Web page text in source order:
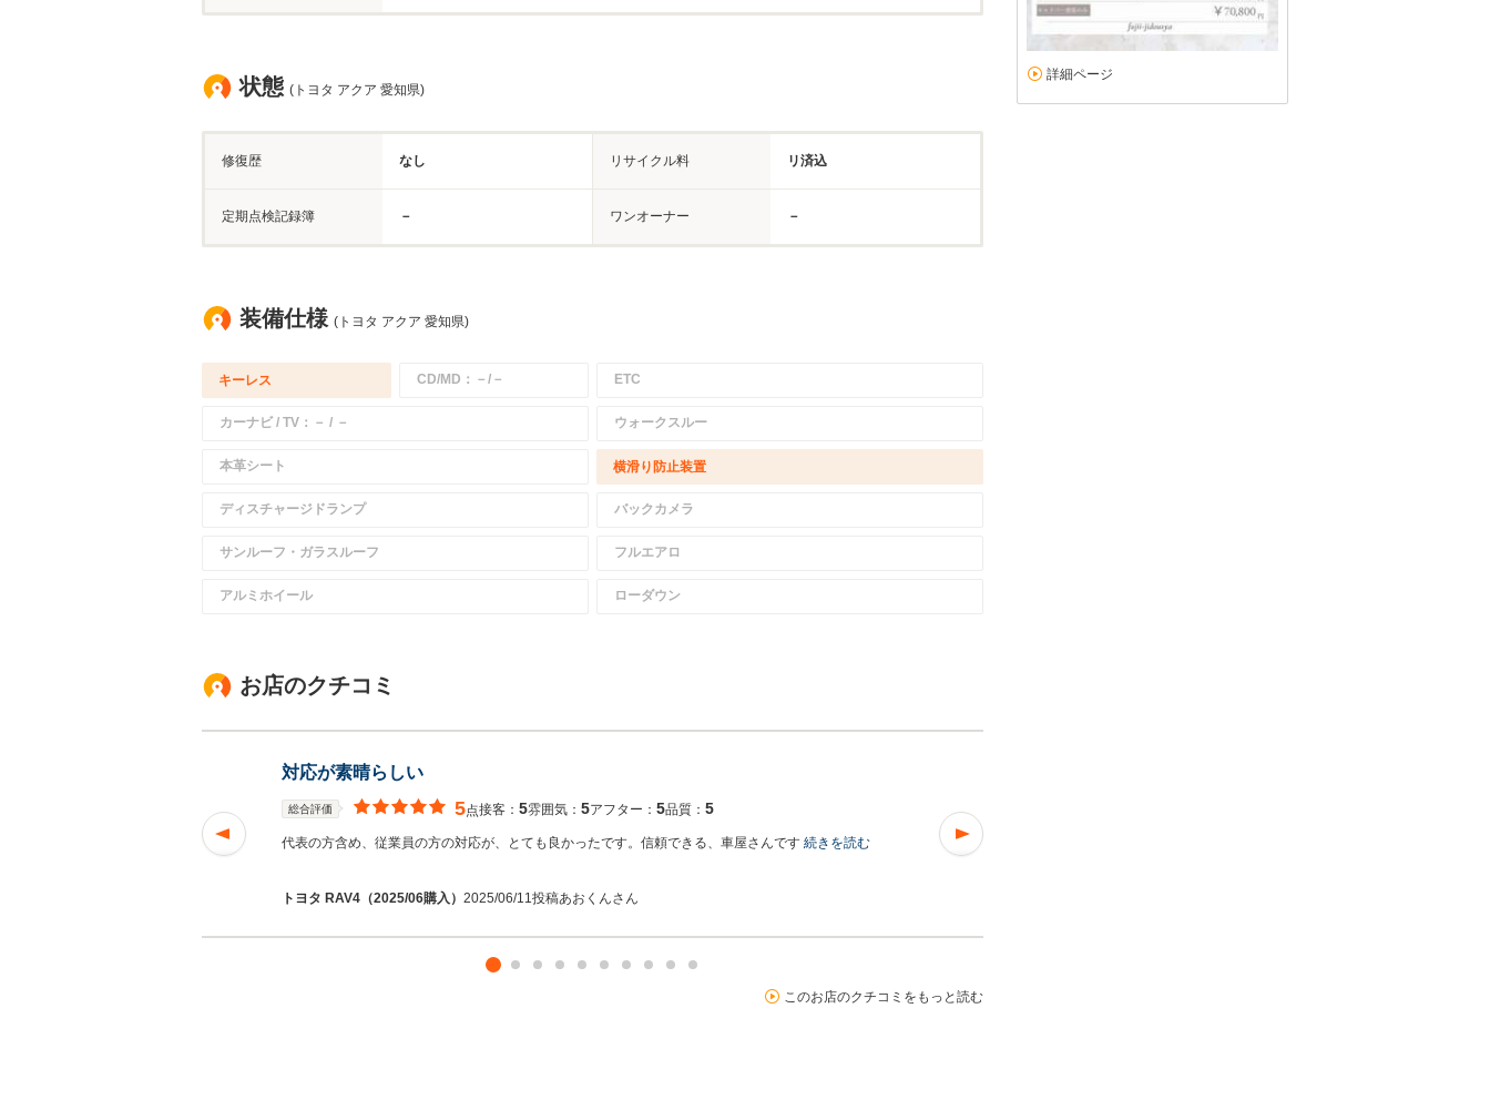
状態 (トヨタ アクア 愛知県)
修復歴 なし リサイクル料 リ済込
定期点検記録簿 － ワンオーナー －
装備仕様 (トヨタ アクア 愛知県)
キーレス CD/MD：－/－ ETC
カーナビ / TV：－ / － ウォークスルー
本革シート 横滑り防止装置
ディスチャージドランプ バックカメラ
サンルーフ・ガラスルーフ フルエアロ
アルミホイール ローダウン
お店のクチコミ
対応が素晴らしい
総合評価 5点接客： 5雰囲気： 5アフター： 5品質： 5
代表の方含め、従業員の方の対応が、とても良かったです。信頼できる、車屋さんです 続きを読む
トヨタ RAV4（2025/06購入） 2025/06/11投稿あおくんさん
このお店のクチコミをもっと読む
詳細ページ